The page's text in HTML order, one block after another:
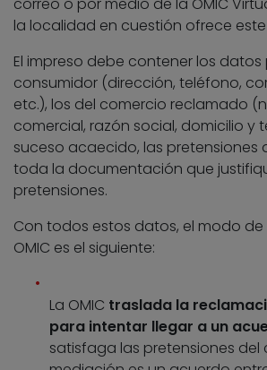
correo o por medio de la OMIC
la localidad en cuestión ofrece este
El impreso debe contener los datos
consumidor (dirección, teléfono,
etc.), los del comercio reclamado
comercial, razón social, domicilio y
suceso acaecido, las pretensiones
toda la documentación que
pretensiones.
Con todos estos datos, el modo
OMIC es el siguiente:
La OMIC traslada la
para intentar llegar a un
satisfaga las pretensiones del